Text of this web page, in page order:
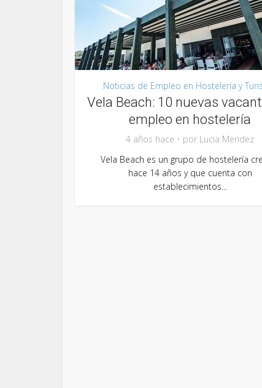
Noticias de Empleo en Hostelería y
Vela Beach: 10 nuevas
empleo en hostelería
4 años hace por Lucia Mendez
Vela Beach es un grupo de hostelería
hace 14 años y que cuenta con
establecimientos...